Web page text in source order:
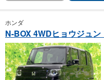
ホンダ
N-BOX 4WDヒョウジュン